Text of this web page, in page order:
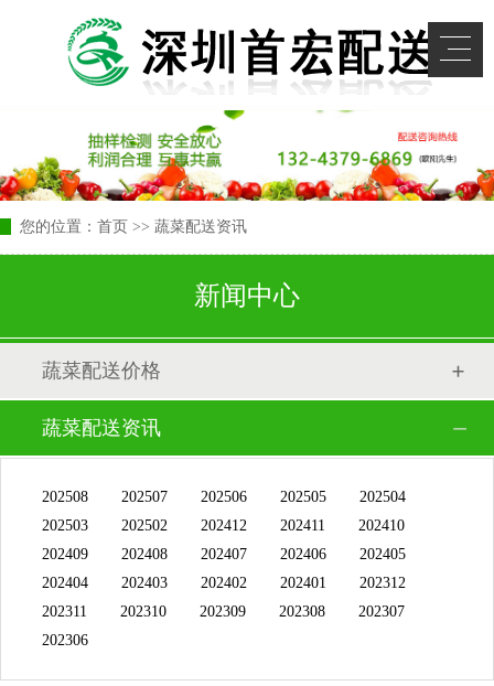
您的位置： 首页 >> 蔬菜配送资讯
新闻中心
蔬菜配送价格
蔬菜配送资讯
202508 202507 202506 202505
202504
202503
202502 202412 202411
202410
202409
202408 202407 202406
202405
202404
202403 202402 202401
202312
202311
202310 202309 202308
202307
202306